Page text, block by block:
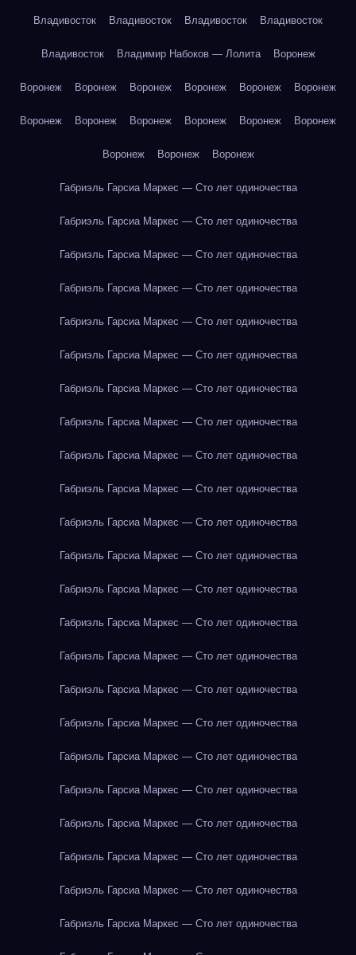
Владивосток Владивосток Владивосток Владивосток
Владивосток Владимир Набоков — Лолита Воронеж
Воронеж Воронеж Воронеж Воронеж Воронеж Воронеж
Воронеж Воронеж Воронеж Воронеж Воронеж Воронеж
Воронеж Воронеж Воронеж
Габриэль Гарсиа Маркес — Сто лет одиночества
Габриэль Гарсиа Маркес — Сто лет одиночества
Габриэль Гарсиа Маркес — Сто лет одиночества
Габриэль Гарсиа Маркес — Сто лет одиночества
Габриэль Гарсиа Маркес — Сто лет одиночества
Габриэль Гарсиа Маркес — Сто лет одиночества
Габриэль Гарсиа Маркес — Сто лет одиночества
Габриэль Гарсиа Маркес — Сто лет одиночества
Габриэль Гарсиа Маркес — Сто лет одиночества
Габриэль Гарсиа Маркес — Сто лет одиночества
Габриэль Гарсиа Маркес — Сто лет одиночества
Габриэль Гарсиа Маркес — Сто лет одиночества
Габриэль Гарсиа Маркес — Сто лет одиночества
Габриэль Гарсиа Маркес — Сто лет одиночества
Габриэль Гарсиа Маркес — Сто лет одиночества
Габриэль Гарсиа Маркес — Сто лет одиночества
Габриэль Гарсиа Маркес — Сто лет одиночества
Габриэль Гарсиа Маркес — Сто лет одиночества
Габриэль Гарсиа Маркес — Сто лет одиночества
Габриэль Гарсиа Маркес — Сто лет одиночества
Габриэль Гарсиа Маркес — Сто лет одиночества
Габриэль Гарсиа Маркес — Сто лет одиночества
Габриэль Гарсиа Маркес — Сто лет одиночества